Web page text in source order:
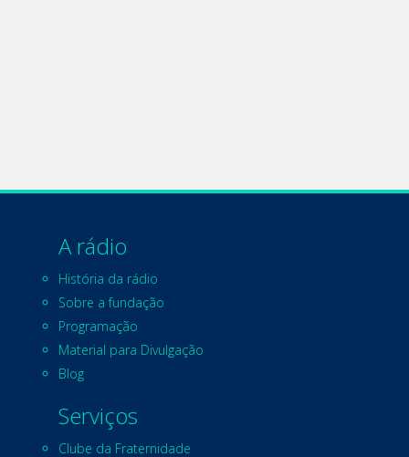
A rádio
História da rádio
Sobre a fundação
Programação
Material para Divulgação
Blog
Serviços
Clube da Fraternidade